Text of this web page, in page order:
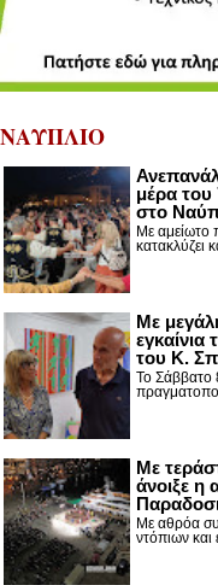
ΝΑΥΠΛΙΟ
μέρα
στο
Με αμείωτο
κατακλύζει
Με
εγκαίνια
του Κ.
Το Σάββατο
Με
άνοιξε η
Με αθρόα
ντόπιων και